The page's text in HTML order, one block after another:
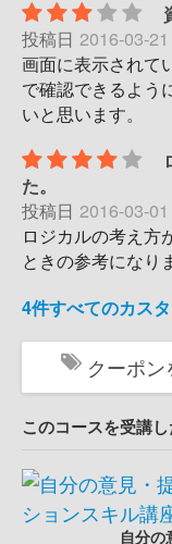
投稿日 2016-03-21
画面に表示されて
で確認できるよう
いと思います。
た。
投稿日 2016-03-01
ロジカルの考え方
ときの参考になり
4件すべてのカス
クーポ
このコースを受講
自分の